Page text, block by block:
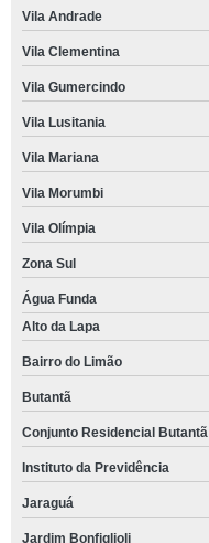
Vila Andrade
Vila Clementina
Vila Gumercindo
Vila Lusitania
Vila Mariana
Vila Morumbi
Vila Olímpia
Zona Sul
Água Funda
Alto da Lapa
Bairro do Limão
Butantã
Conjunto Residencial Butantã
Instituto da Previdência
Jaraguá
Jardim Bonfiglioli